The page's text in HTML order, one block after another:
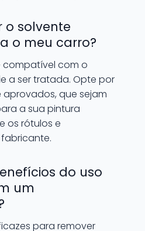
o solvente
o meu carro?
compatível com o
a ser tratada. Opte por
que sejam
a sua pintura
os rótulos e
do uso
um
para remover